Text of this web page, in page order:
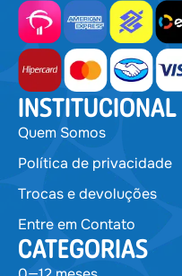
INSTITUCIONAL
Quem Somos
Política de privacidade
Trocas e devoluções
Entre em Contato
CATEGORIAS